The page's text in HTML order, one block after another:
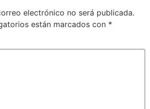
electrónico no será publicada.
están marcados con *